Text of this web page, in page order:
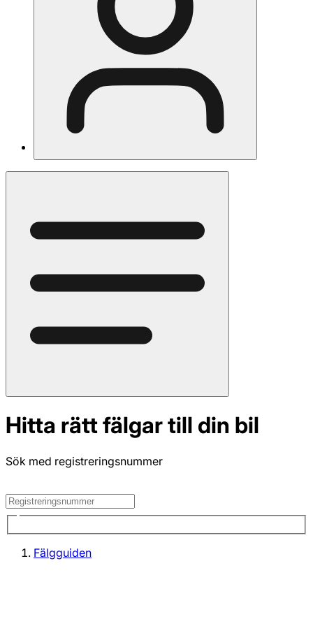
Hitta rätt fälgar till din bil
Sök med registreringsnummer
Fälgguiden